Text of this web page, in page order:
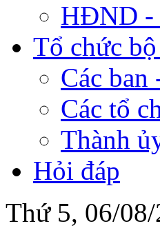
HĐND -
Tổ chức
Các
Các tổ
Thành
Hỏi đáp
Thứ 5, 06/